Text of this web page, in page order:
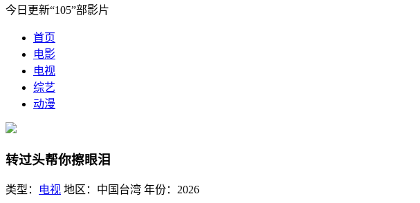
今日更新“105”部影片
首页
电影
电视
综艺
动漫
转过头帮你擦眼泪
类型： 电视 地区： 中国台湾 年份： 2026